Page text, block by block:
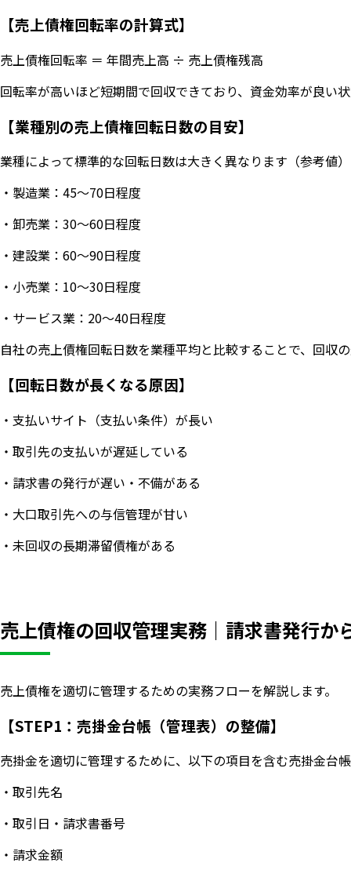
【売上債権回転率の計算式】
売上債権回転率 ＝ 年間売上高 ÷ 売上債権残高
回転率が高いほど短期間で回収できており、資金効率が良い
【業種別の売上債権回転日数の目安】
業種によって標準的な回転日数は大きく異なります（参考値
・製造業：45〜70日程度
・卸売業：30〜60日程度
・建設業：60〜90日程度
・小売業：10〜30日程度
・サービス業：20〜40日程度
自社の売上債権回転日数を業種平均と比較することで、回収
【回転日数が長くなる原因】
・支払いサイト（支払い条件）が長い
・取引先の支払いが遅延している
・請求書の発行が遅い・不備がある
・大口取引先への与信管理が甘い
・未回収の長期滞留債権がある
売上債権の回収管理実務｜請求書発行か
売上債権を適切に管理するための実務フローを解説します。
【STEP1：売掛金台帳（管理表）の整備】
売掛金を適切に管理するために、以下の項目を含む売掛金台
・取引先名
・取引日・請求書番号
・請求金額